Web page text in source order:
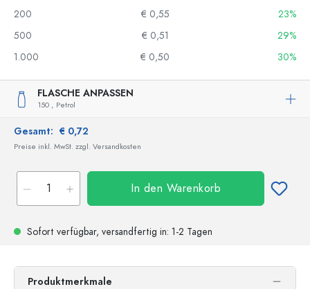
200
€ 0,55
23%
500
€ 0,51
29%
1.000
€ 0,50 30%
FLASCHE ANPASSEN
150 , Petrol
Gesamt: € 0,72
Preise inkl. MwSt. zzgl. Versandkosten
In den Warenkorb
Sofort verfügbar, versandfertig in: 1-2 Tagen
Produktmerkmale